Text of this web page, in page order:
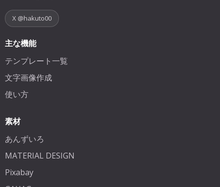
X @hakuto00
主な機能
テンプレート一覧
文字画像作成
使い方
素材
あんずいろ
MATERIAL DESIGN
Pixabay